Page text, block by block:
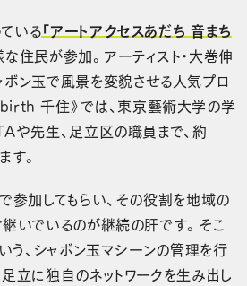
いる「アートアクセスあだち 音まち
な住民が参加。アーティスト・大巻伸
ボン玉で風景を変貌させる人気プロ
千住》では、東京藝術大学の学
や先生、足立区の職員まで、約
。
参加してもらい、その役割を地域の
いでいるのが継続の肝です。そこ
う、シャボン玉マシーンの管理を行
立に独自のネットワークを生み出し